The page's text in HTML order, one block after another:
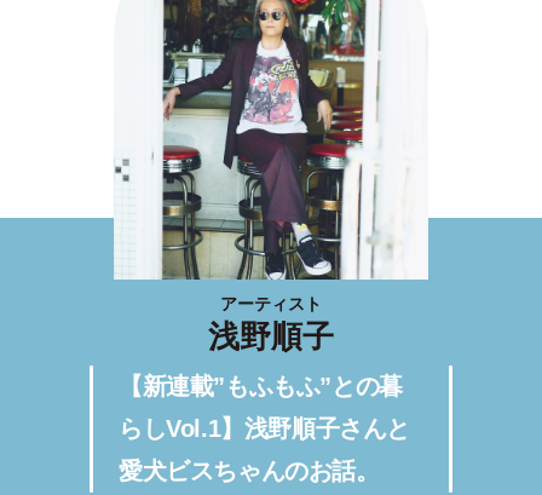
アーティスト
浅野順子
【新連載”もふもふ”との暮
らしVol.1】浅野順子さんと
愛犬ビスちゃんのお話。